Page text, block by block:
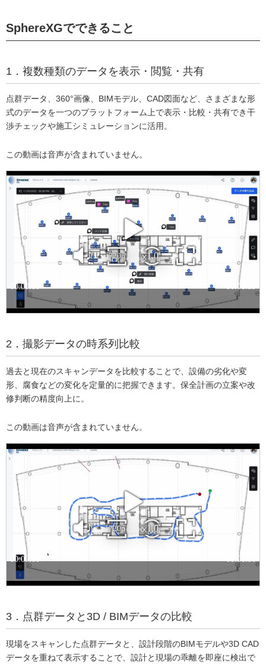
SphereXGでできること
1．複数種類のデータを表示・閲覧・共有
点群データ、360°画像、BIMモデル、CAD図面など、さまざまな形
式のデータを一つのプラットフォーム上で表示・比較・共有でき干
渉チェックや施工シミュレーションに活用。
この動画は音声が含まれていません。
2．撮影データの時系列比較
過去と現在のスキャンデータを比較することで、設備の劣化や変
形、腐食などの変化を定量的に把握できます。保全計画の立案や改
修判断の精度向上に。
この動画は音声が含まれていません。
3．点群データと3D / BIMデータの比較
現場をスキャンした点群データと、設計段階のBIMモデルや3D CAD
データを重ねて表示することで、設計と現場の乖離を即座に検出で